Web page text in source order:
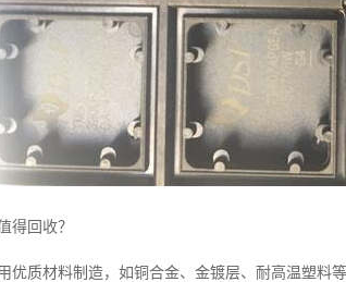
得回收？
优质材料制造，如铜合金、金镀层、耐高温塑料